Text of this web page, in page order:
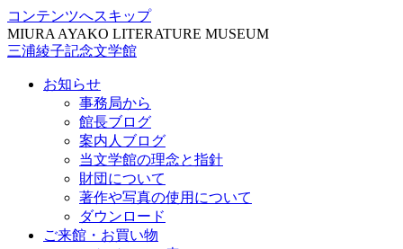
コンテンツへスキップ
MIURA AYAKO LITERATURE MUSEUM
三浦綾子記念文学館
お知らせ
事務局から
館長ブログ
案内人ブログ
当文学館の理念と指針
財団について
著作や写真の使用について
ダウンロード
ご来館・お買い物